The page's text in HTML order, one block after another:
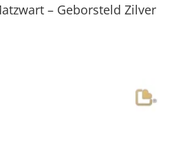
– Geborsteld Zilver